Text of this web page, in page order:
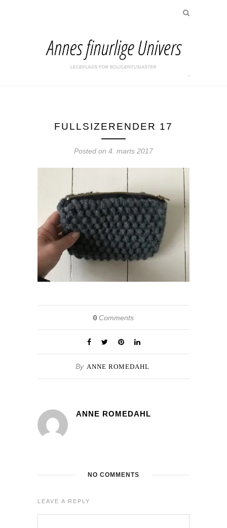
FULLSIZERENDER 17
Posted on 4. marts 2017
0 Comments
By ANNE ROMEDAHL
ANNE ROMEDAHL
NO COMMENTS
LEAVE A REPLY